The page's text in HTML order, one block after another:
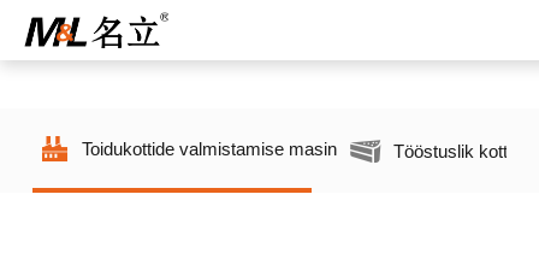
Toidukottide valmistamise masin Tööstuslik kottide